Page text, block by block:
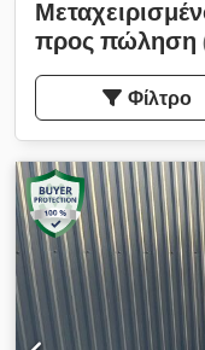
προς πώληση
Φίλτρο